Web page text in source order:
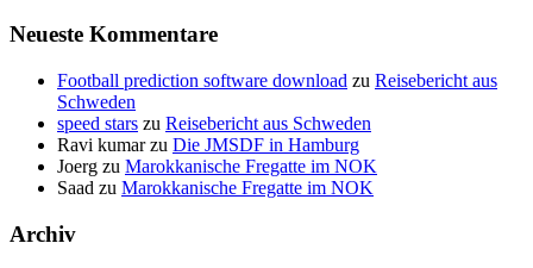
Neueste Kommentare
Football prediction software download zu Reisebericht aus
Schweden
speed stars zu Reisebericht aus Schweden
Ravi kumarzu Die JMSDF in Hamburg
Joerg zu Marokkanische Fregatte im NOK
Saad zu Marokkanische Fregatte im NOK
Archiv